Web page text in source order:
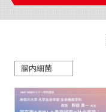
腸内細菌